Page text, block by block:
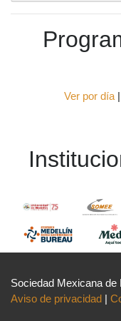
Ver por día|
Sociedad Mexicana
Aviso de privacidad |